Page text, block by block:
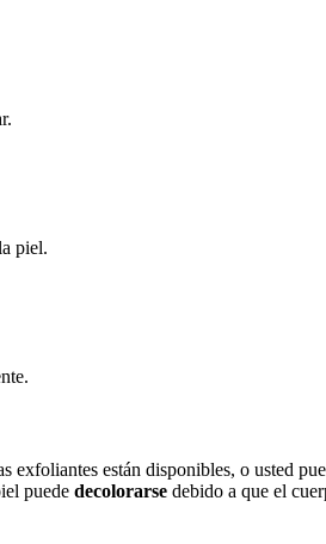
piel.
exfoliantes están disponibles, o usted
puede decolorarse debido a que el